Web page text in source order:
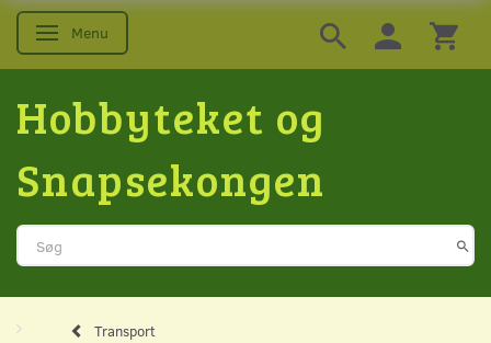
Skifte navigation
Menu
Hobbyteket og
Snapsekongen
Transport